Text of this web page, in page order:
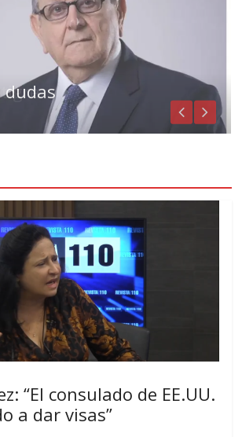
dudas
“El consulado de EE.UU.
a dar visas”